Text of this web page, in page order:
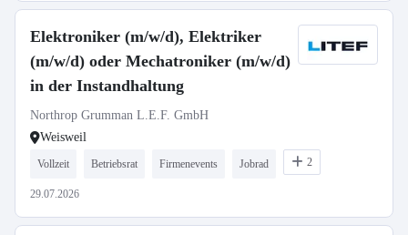
Elektroniker (m/w/d), Elektriker
(m/w/d) oder Mechatroniker (m/w/d)
in der Instandhaltung
Northrop Grumman L.E.F. GmbH
Weisweil
Vollzeit Betriebsrat Firmenevents Jobrad 2
29.07.2026